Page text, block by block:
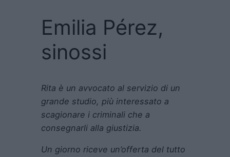
Emilia Pérez,
sinossi
Rita è un avvocato al servizio di un
grande studio, più interessato a
scagionare i criminali che a
consegnarli alla giustizia.
Un giorno riceve un’offerta del tutto